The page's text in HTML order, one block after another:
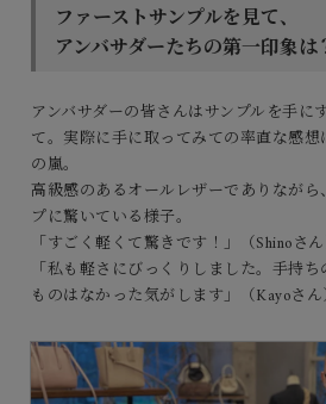
ファーストサンプルを見て、
アンバサダーたちの第一印象は
アンバサダーの皆さんはサンプルを手に
て。実際に手に取ってみての率直な感想
の嵐。
高級感のあるオールレザーでありなが
プに驚いている様子。
「すごく軽くて驚きです！」（Shinoさん
「私も軽さにびっくりしました。手持
ものはなかった気がします」（Kayoさん